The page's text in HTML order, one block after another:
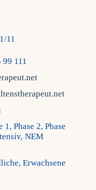
11
99 111
1, Phase 2, Phase
NEM
Erwachsene